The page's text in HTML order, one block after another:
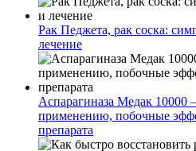
Рак Педжета, рак соска:
лечение
Аспарагиназа Медак 10000
применению, побочные
препарата